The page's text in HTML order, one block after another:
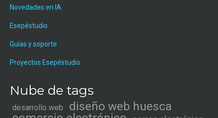
Novedades en IA
Esepéstudio
Guías y soporte
Proyectos Esepéstudio
Nube de tags
desarrollo web
diseño web huesca